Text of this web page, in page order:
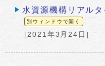
水資源機構リアル
別ウィンドウで開く
[2021年3月24日]